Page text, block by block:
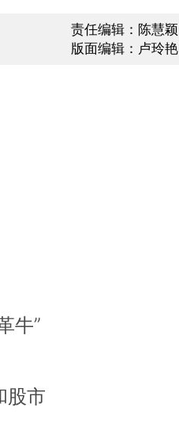
责任编辑：陈慧颖
版面编辑：卢玲艳
牛”
股市